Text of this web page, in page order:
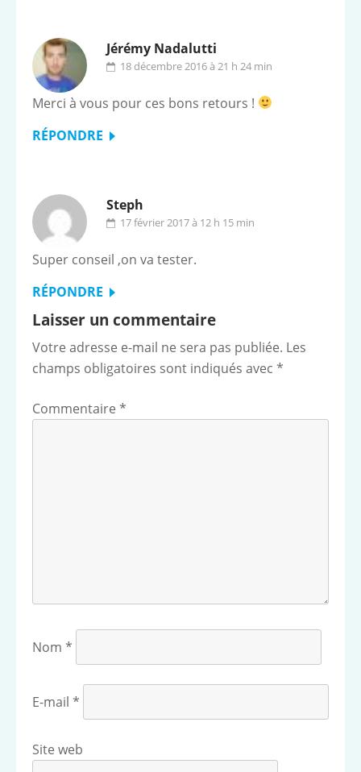
Jérémy Nadalutti
18 décembre 2016 à 21 h 24 min
Merci à vous pour ces bons retours !
RÉPONDRE
Steph
17 février 2017 à 12 h 15 min
Super conseil ,on va tester.
RÉPONDRE
Laisser un commentaire
Votre adresse e-mail ne sera pas publiée. Les
champs obligatoires sont indiqués avec *
Commentaire *
Nom *
E-mail *
Site web